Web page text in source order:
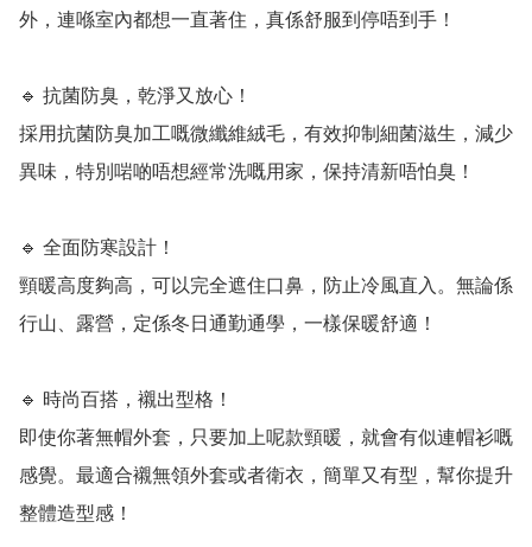
外，連喺室內都想一直著住，真係舒服到停唔到手！
🔹 抗菌防臭，乾淨又放心！
採用抗菌防臭加工嘅微纖維絨毛，有效抑制細菌滋生，減少
異味，特別啱啲唔想經常洗嘅用家，保持清新唔怕臭！
🔹 全面防寒設計！
頸暖高度夠高，可以完全遮住口鼻，防止冷風直入。無論係
行山、露營，定係冬日通勤通學，一樣保暖舒適！
🔹 時尚百搭，襯出型格！
即使你著無帽外套，只要加上呢款頸暖，就會有似連帽衫嘅
感覺。最適合襯無領外套或者衛衣，簡單又有型，幫你提升
整體造型感！